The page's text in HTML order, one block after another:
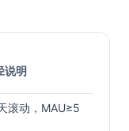
说明
滚动，MAU≥5